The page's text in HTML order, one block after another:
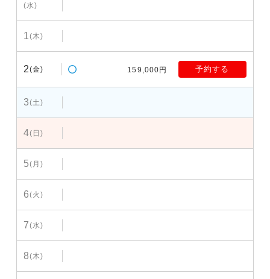
(水)
1(木)
2(金) 159,000円 予約する
3(土)
4(日)
5(月)
6(火)
7(水)
8(木)